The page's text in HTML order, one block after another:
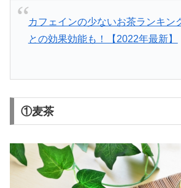
カフェインの少ないお茶ランキン
との効果効能も！【2022年最新】
①麦茶